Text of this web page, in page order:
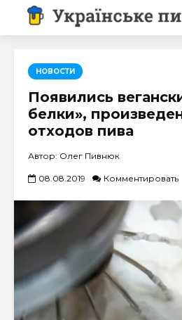
НОВОСТИ
Появились
белки»,
отходов пива
Автор: Олег Пивнюк
08.08.2019 Комментировать